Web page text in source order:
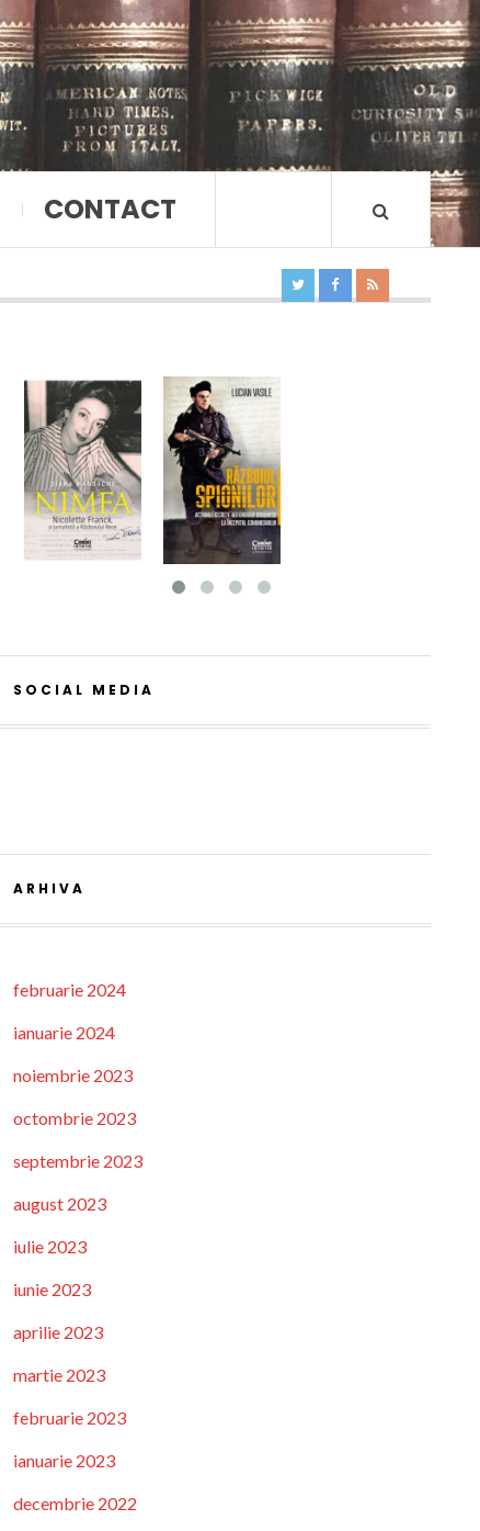
CONTACT
SOCIAL MEDIA
ARHIVA
februarie 2024
ianuarie 2024
noiembrie 2023
octombrie 2023
septembrie 2023
august 2023
iulie 2023
iunie 2023
aprilie 2023
martie 2023
februarie 2023
ianuarie 2023
decembrie 2022